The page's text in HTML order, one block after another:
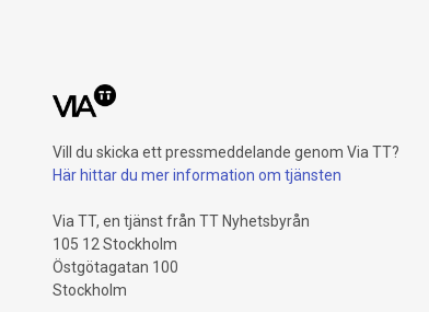
Vill du skicka ett pressmeddelande genom Via TT?
Här hittar du mer information om tjänsten
Via TT, en tjänst från TT Nyhetsbyrån
105 12 Stockholm
Östgötagatan 100
Stockholm